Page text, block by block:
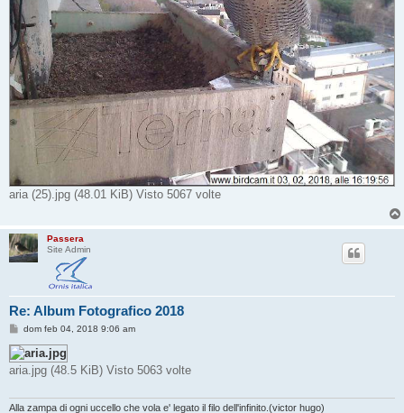
aria (25).jpg (48.01 KiB) Visto 5067 volte
Passera
Site Admin
Re: Album Fotografico 2018
M
s
s
a
dom feb 04, 2018 9:06 am
aria.jpg (48.5 KiB) Visto 5063 volte
Alla zampa di ogni uccello che vola e' legato il filo dell'infinito.(victor hugo)